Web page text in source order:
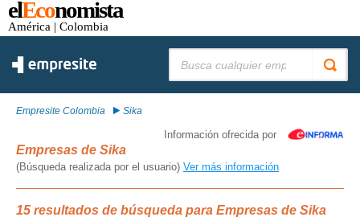
elEconomista
América | Colombia
Empresite Colombia Sika
Información ofrecida por
Empresas de Sika
(Búsqueda realizada por el usuario) Ver más información
15 resultados de búsqueda para Empresas de Sika